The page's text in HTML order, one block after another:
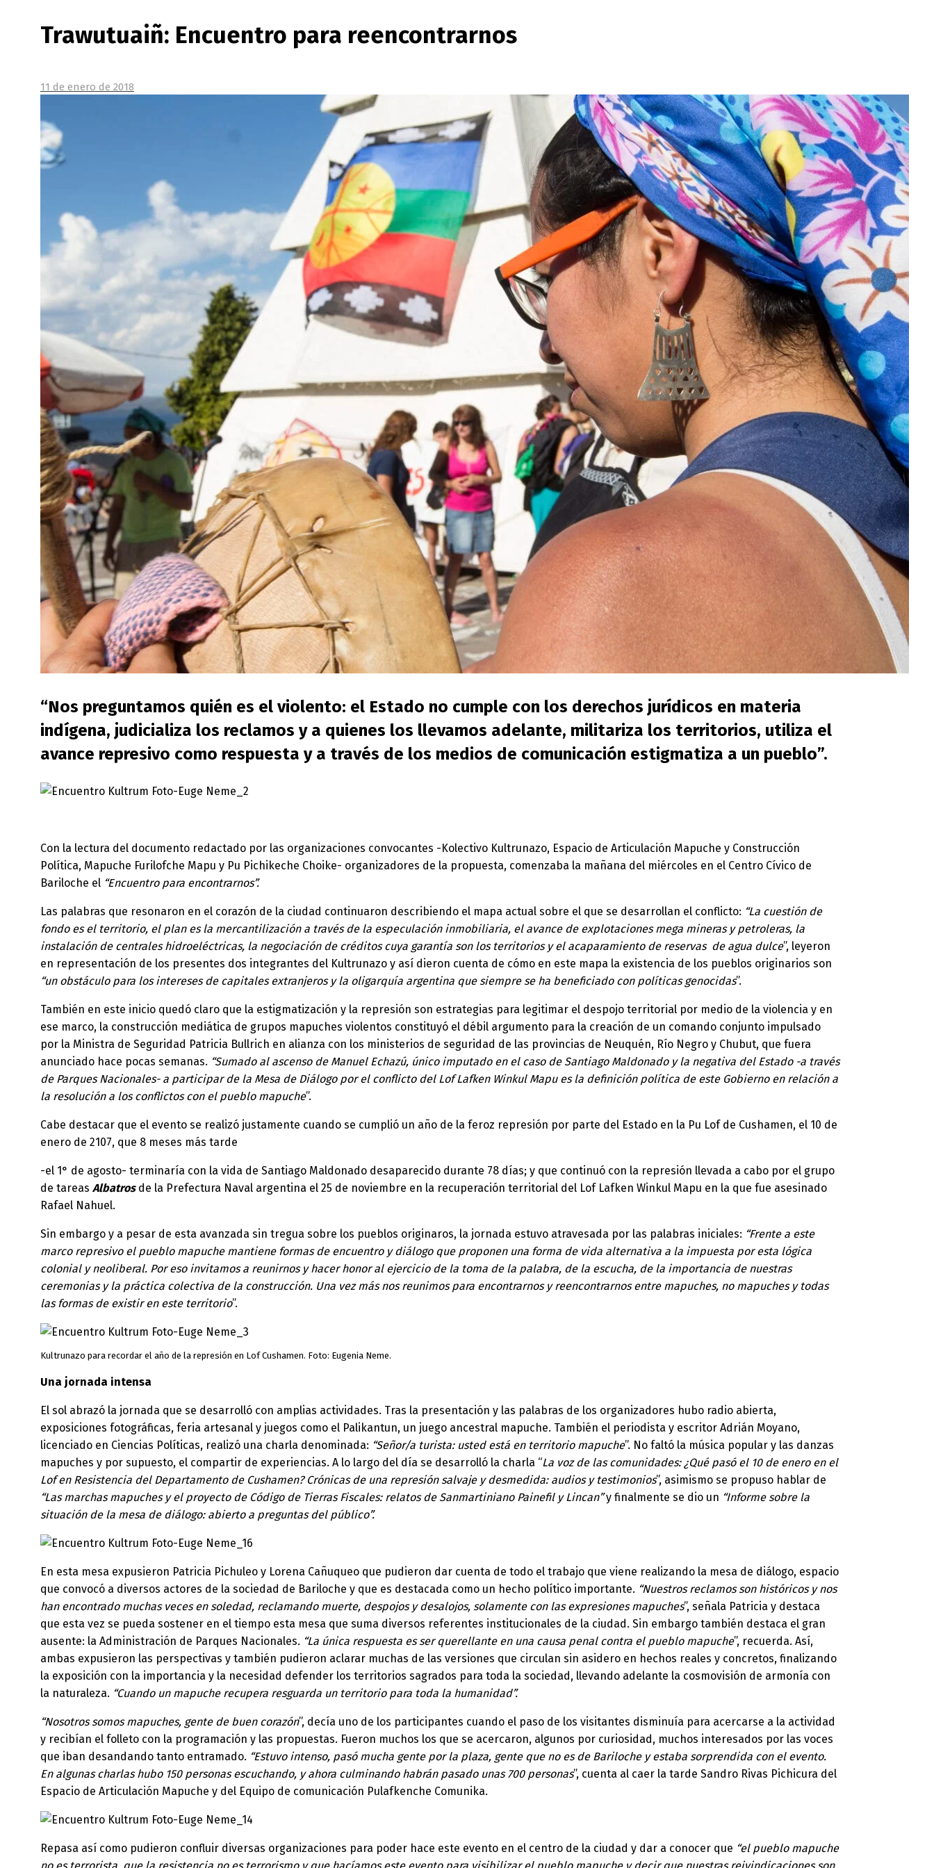
Trawutuaiñ: Encuentro para reencontrarnos
“Nos preguntamos quién es el violento: el Estado no cumple con los derechos jurídicos en materia
indígena, judicializa los reclamos y a quienes los llevamos adelante, militariza los territorios, utiliza el
avance represivo como respuesta y a través de los medios de comunicación estigmatiza a un pueblo”.
Con la lectura del documento redactado por las organizaciones convocantes -Kolectivo Kultrunazo, Espacio de Articulación Mapuche y Construcción
Política, Mapuche Furilofche Mapu y Pu Pichikeche Choike- organizadores de la propuesta, comenzaba la mañana del miércoles en el Centro Cívico de
Bariloche el “Encuentro para encontrarnos”.
Las palabras que resonaron en el corazón de la ciudad continuaron describiendo el mapa actual sobre el que se desarrollan el conflicto: “La cuestión de
fondo es el territorio, el plan es la mercantilización a través de la especulación inmobiliaria, el avance de explotaciones mega mineras y petroleras, la
instalación de centrales hidroeléctricas, la negociación de créditos cuya garantía son los territorios y el acaparamiento de reservas de agua dulce”, leyeron
en representación de los presentes dos integrantes del Kultrunazo y así dieron cuenta de cómo en este mapa la existencia de los pueblos originarios son
“un obstáculo para los intereses de capitales extranjeros y la oligarquía argentina que siempre se ha beneficiado con políticas genocidas”.
También en este inicio quedó claro que la estigmatización y la represión son estrategias para legitimar el despojo territorial por medio de la violencia y en
ese marco, la construcción mediática de grupos mapuches violentos constituyó el débil argumento para la creación de un comando conjunto impulsado
por la Ministra de Seguridad Patricia Bullrich en alianza con los ministerios de seguridad de las provincias de Neuquén, Río Negro y Chubut, que fuera
anunciado hace pocas semanas. “Sumado al ascenso de Manuel Echazú, único imputado en el caso de Santiago Maldonado y la negativa del Estado -a través
de Parques Nacionales- a participar de la Mesa de Diálogo por el conflicto del Lof Lafken Winkul Mapu es la definición política de este Gobierno en relación a
la resolución a los conflictos con el pueblo mapuche”.
Cabe destacar que el evento se realizó justamente cuando se cumplió un año de la feroz represión por parte del Estado en la Pu Lof de Cushamen, el 10 de
enero de 2107, que 8 meses más tarde
-el 1° de agosto- terminaría con la vida de Santiago Maldonado desaparecido durante 78 días; y que continuó con la represión llevada a cabo por el grupo
de tareas Albatrosde la Prefectura Naval argentina el 25 de noviembre en la recuperación territorial del Lof Lafken Winkul Mapu en la que fue asesinado
Rafael Nahuel.
Sin embargo y a pesar de esta avanzada sin tregua sobre los pueblos originaros, la jornada estuvo atravesada por las palabras iniciales: “Frente a este
marco represivo el pueblo mapuche mantiene formas de encuentro y diálogo que proponen una forma de vida alternativa a la impuesta por esta lógica
colonial y neoliberal. Por eso invitamos a reunirnos y hacer honor al ejercicio de la toma de la palabra, de la escucha, de la importancia de nuestras
ceremonias y la práctica colectiva de la construcción. Una vez más nos reunimos para encontrarnos y reencontrarnos entre mapuches, no mapuches y todas
las formas de existir en este territorio”.
Kultrunazo para recordar el año de la represión en Lof Cushamen. Foto: Eugenia Neme.
Una jornada intensa
El sol abrazó la jornada que se desarrolló con amplias actividades. Tras la presentación y las palabras de los organizadores hubo radio abierta,
exposiciones fotográficas, feria artesanal y juegos como el Palikantun, un juego ancestral mapuche. También el periodista y escritor Adrián Moyano,
licenciado en Ciencias Políticas, realizó una charla denominada: “Señor/a turista: usted está en territorio mapuche”. No faltó la música popular y las danzas
mapuches y por supuesto, el compartir de experiencias. A lo largo del día se desarrolló la charla “La voz de las comunidades: ¿Qué pasó el 10 de enero en el
Lof en Resistencia del Departamento de Cushamen? Crónicas de una represión salvaje y desmedida: audios y testimonios”, asimismo se propuso hablar de
“Las marchas mapuches y el proyecto de Código de Tierras Fiscales: relatos de Sanmartiniano Painefil y Lincan”y finalmente se dio un “Informe sobre la
situación de la mesa de diálogo: abierto a preguntas del público”.
En esta mesa expusieron Patricia Pichuleo y Lorena Cañuqueo que pudieron dar cuenta de todo el trabajo que viene realizando la mesa de diálogo, espacio
que convocó a diversos actores de la sociedad de Bariloche y que es destacada como un hecho político importante. “Nuestros reclamos son históricos y nos
han encontrado muchas veces en soledad, reclamando muerte, despojos y desalojos, solamente con las expresiones mapuches”, señala Patricia y destaca
que esta vez se pueda sostener en el tiempo esta mesa que suma diversos referentes institucionales de la ciudad. Sin embargo también destaca el gran
ausente: la Administración de Parques Nacionales. “La única respuesta es ser querellante en una causa penal contra el pueblo mapuche”, recuerda. Así,
ambas expusieron las perspectivas y también pudieron aclarar muchas de las versiones que circulan sin asidero en hechos reales y concretos, finalizando
la exposición con la importancia y la necesidad defender los territorios sagrados para toda la sociedad, llevando adelante la cosmovisión de armonía con
la naturaleza. “Cuando un mapuche recupera resguarda un territorio para toda la humanidad”.
“Nosotros somos mapuches, gente de buen corazón”, decía uno de los participantes cuando el paso de los visitantes disminuía para acercarse a la actividad
y recibían el folleto con la programación y las propuestas. Fueron muchos los que se acercaron, algunos por curiosidad, muchos interesados por las voces
que iban desandando tanto entramado. “Estuvo intenso, pasó mucha gente por la plaza, gente que no es de Bariloche y estaba sorprendida con el evento.
En algunas charlas hubo 150 personas escuchando, y ahora culminando habrán pasado unas 700 personas”, cuenta al caer la tarde Sandro Rivas Pichicura del
Espacio de Articulación Mapuche y del Equipo de comunicación Pulafkenche Comunika.
Repasa así como pudieron confluir diversas organizaciones para poder hace este evento en el centro de la ciudad y dar a conocer que “el pueblo mapuche
11 de enero de 2018